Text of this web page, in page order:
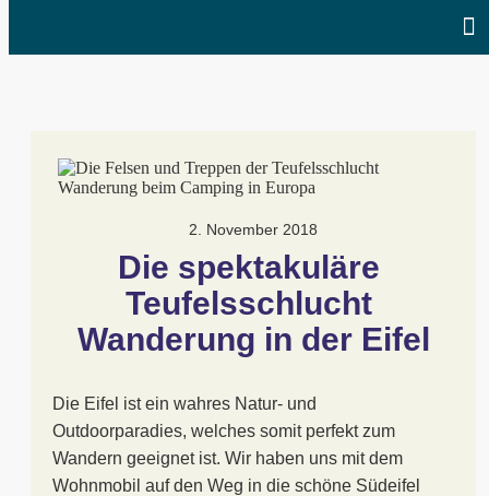
2. November 2018
Die spektakuläre
Teufelsschlucht
Wanderung in der Eifel
Die Eifel ist ein wahres Natur- und
Outdoorparadies, welches somit perfekt zum
Wandern geeignet ist. Wir haben uns mit dem
Wohnmobil auf den Weg in die schöne Südeifel